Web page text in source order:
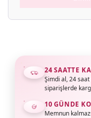
24 SAATTE
Şimdi al, 24
siparişlerde
10 GÜNDE
Memnun